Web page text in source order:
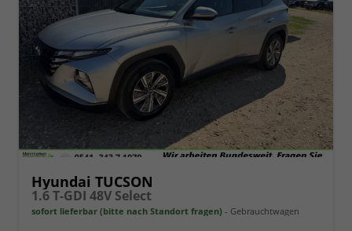
Hyundai TUCSON
1.6 T-GDI 48V Select
sofort lieferbar (bitte nach Standort fragen) Gebrauchtwagen